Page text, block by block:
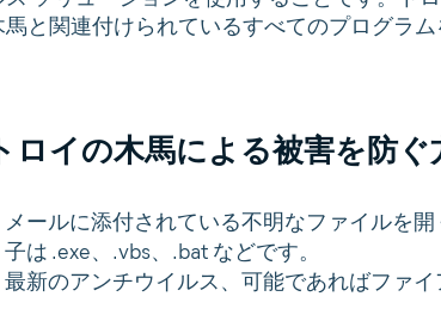
馬と関連付けられているすべてのプログラ
ロイの木馬による被害を防ぐ
メールに添付されている不明なファイルを
子は .exe、.vbs、.bat などです。
最新のアンチウイルス、可能であればファイ